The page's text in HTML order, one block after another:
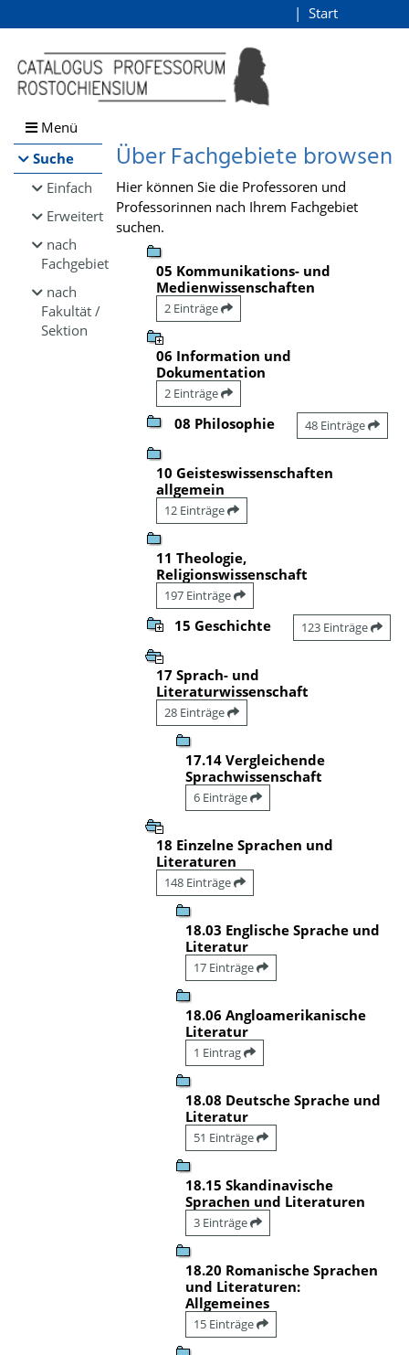
Browsen
direkt zum Inhalt
Start
Menü
Suche
Einfach
Erweitert
nach
Fachgebiet
nach
Fakultät /
Sektion
Über Fachgebiete browsen
Hier können Sie die Professoren und
Professorinnen nach Ihrem Fachgebiet
suchen.
05 Kommunikations- und
Medienwissenschaften
2 Einträge
06 Information und
Dokumentation
2 Einträge
08 Philosophie 48 Einträge
10 Geisteswissenschaften
allgemein
12 Einträge
11 Theologie,
Religionswissenschaft
197 Einträge
15 Geschichte 123 Einträge
17 Sprach- und
Literaturwissenschaft
28 Einträge
17.14 Vergleichende
Sprachwissenschaft
6 Einträge
18 Einzelne Sprachen und
Literaturen
148 Einträge
18.03 Englische Sprache und
Literatur
17 Einträge
18.06 Angloamerikanische
Literatur
1 Eintrag
18.08 Deutsche Sprache und
Literatur
51 Einträge
18.15 Skandinavische
Sprachen und Literaturen
3 Einträge
18.20 Romanische Sprachen
und Literaturen:
Allgemeines
15 Einträge